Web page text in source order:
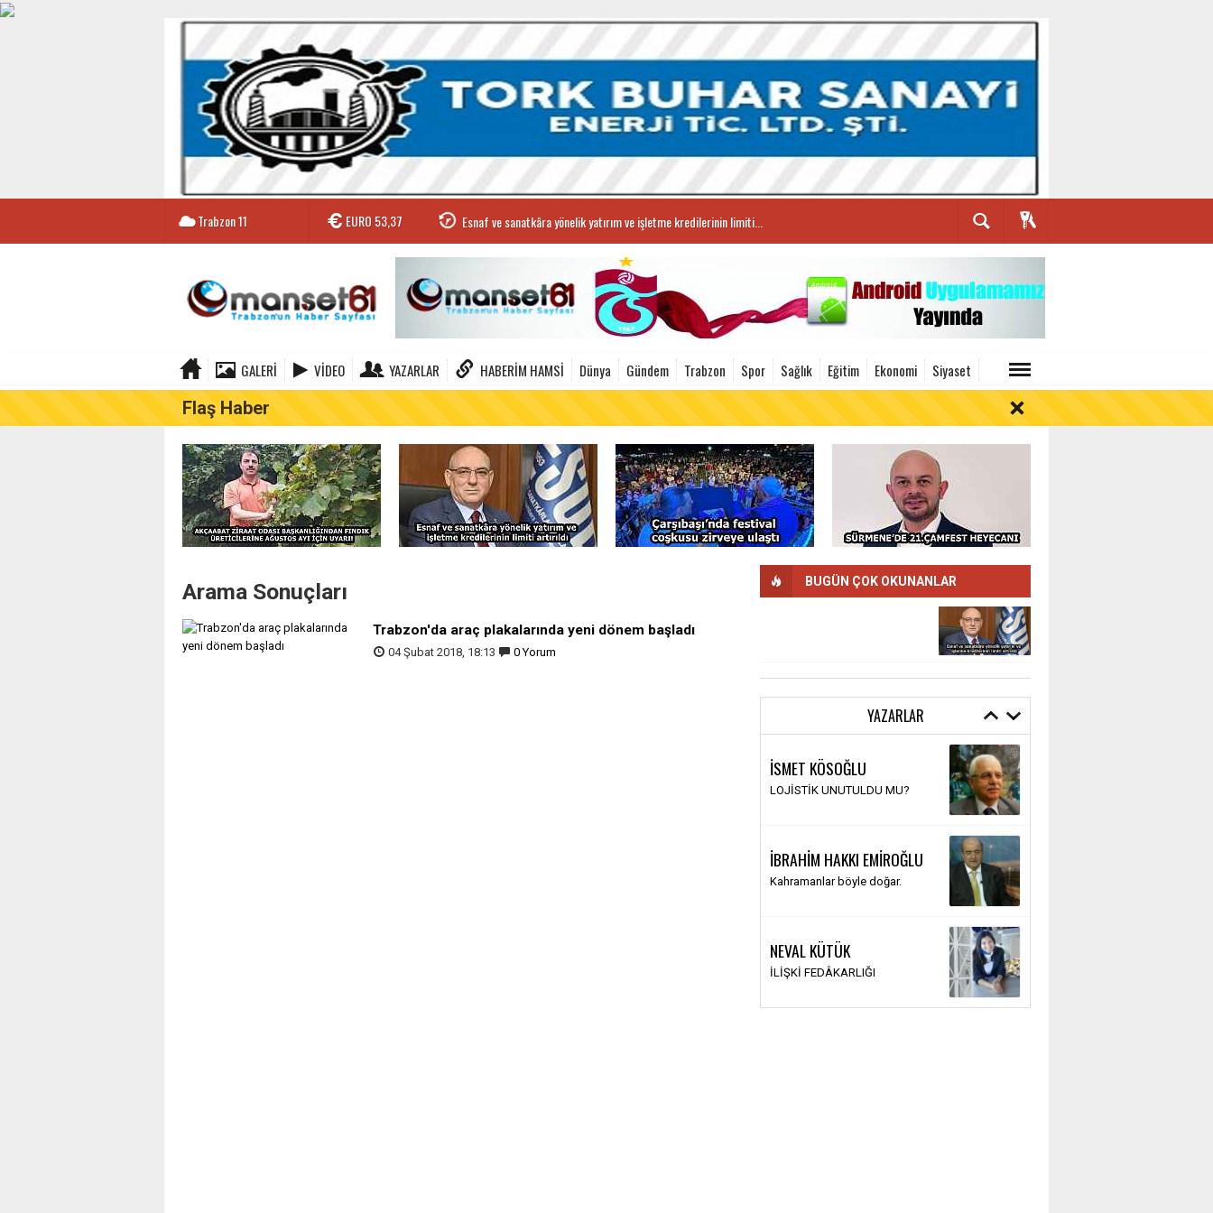
Trabzon11 EURO53,37 Esnaf ve sanatkâra yönelik yatırım ve işletme kredilerinin limiti...
GALERI VIDEO YAZARLAR HABERIM HAMSI Dünya Gündem Trabzon Spor Sağlık Eğitim Ekonomi Siyaset
Flaş Haber
AKÇAABAT ZİRAAT ODASI BAŞKANLIĞINDAN FINDIK ÜRETİCİLERİNE AĞUSTOS AYI İÇİN UYARI!
Arama Sonuçları
Trabzon'da araç plakalarında yeni dönem başladı
04 Şubat 2018, 18:13 0 Yorum
BUGÜN ÇOK OKUNANLAR
YAZARLAR
İSMET KÖSOĞLU
LOJİSTİK UNUTULDU MU?
İBRAHİM HAKKI EMİROĞLU
Kahramanlar böyle doğar.
NEVAL KÜTÜK
İLİŞKİ FEDÂKARLIĞI